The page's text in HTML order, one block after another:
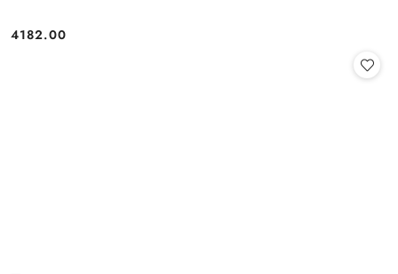
Cena:
4182.00